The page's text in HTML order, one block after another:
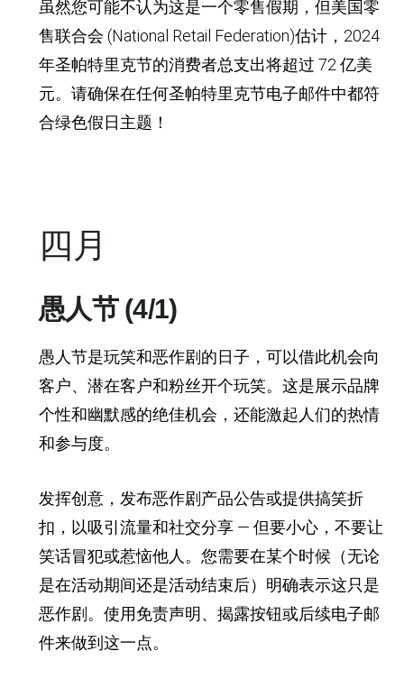
虽然您可能不认为这是一个零售假期，但美国零
售联合会 (National Retail Federation)估计，2024
年圣帕特里克节的消费者总支出将超过 72 亿美
元。请确保在任何圣帕特里克节电子邮件中都符
合绿色假日主题！
四月
愚人节 (4/1)
愚人节是玩笑和恶作剧的日子，可以借此机会向
客户、潜在客户和粉丝开个玩笑。这是展示品牌
个性和幽默感的绝佳机会，还能激起人们的热情
和参与度。
发挥创意，发布恶作剧产品公告或提供搞笑折
扣，以吸引流量和社交分享 — 但要小心，不要让
笑话冒犯或惹恼他人。您需要在某个时候（无论
是在活动期间还是活动结束后）明确表示这只是
恶作剧。使用免责声明、揭露按钮或后续电子邮
件来做到这一点。